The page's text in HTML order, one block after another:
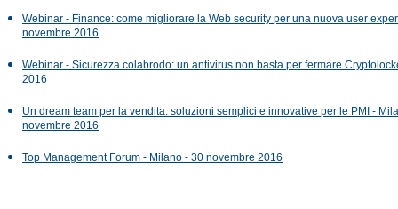
Webinar - Finance: come migliorare la Web security per una nuova user
novembre 2016
Webinar - Sicurezza colabrodo: un antivirus non basta per fermare
2016
Un dream team per la vendita: soluzioni semplici e innovative per le PMI -
novembre 2016
Top Management Forum - Milano - 30 novembre 2016